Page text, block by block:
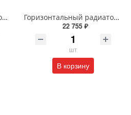
Горизонтальный радиатор с боковым подключением напольный Arbiola Gorizont Liner HZ 91505 50 х 48 см белый
Горизонтальный радиатор с боковым подключением напольный Arbiola Gorizont Liner HZ 91545 125 х 28 см черный
22 755 ₽
шт
В корзину